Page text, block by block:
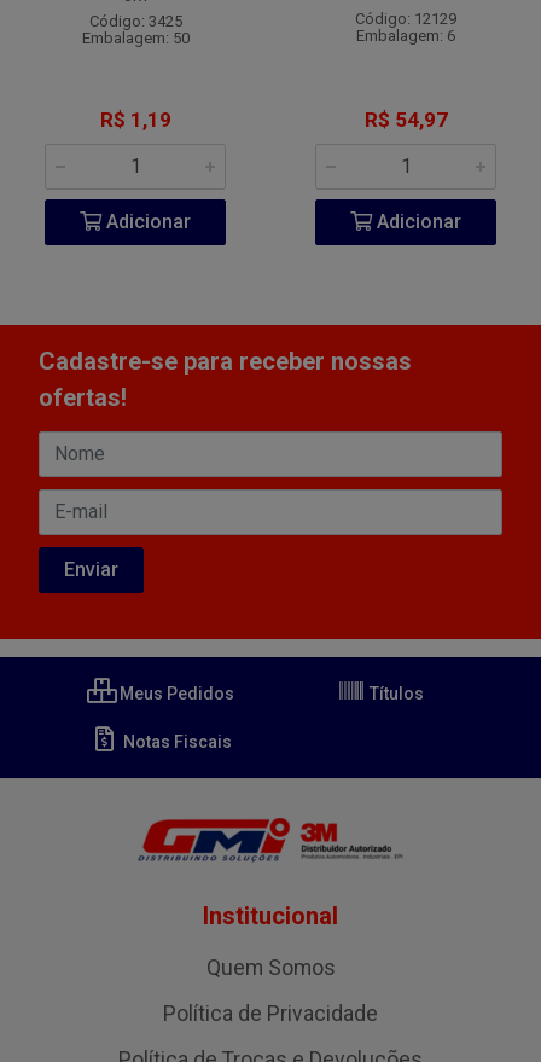
Código: 3425
Embalagem: 50
R$ 1,19
Adicionar
Código: 12129
Embalagem: 6
R$ 54,97
Adicionar
Cadastre-se para receber nossas
ofertas!
Meus Pedidos Títulos
Notas Fiscais
Institucional
Quem Somos
Política de Privacidade